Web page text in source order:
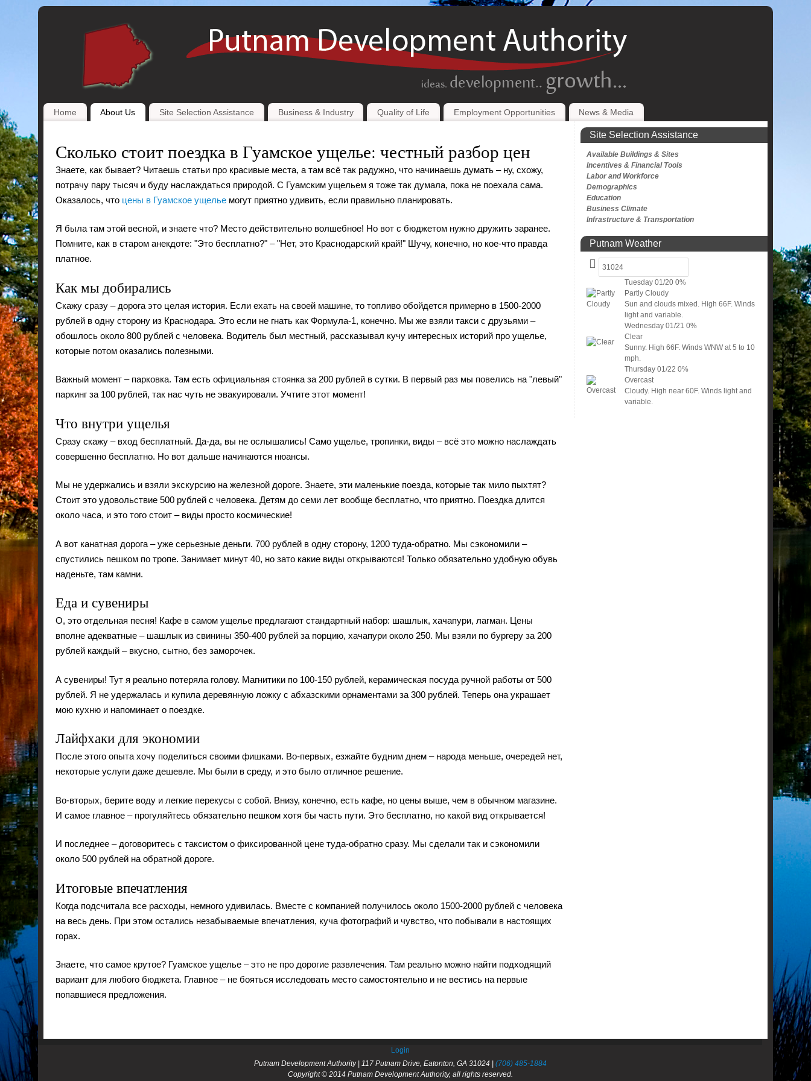
Home About Us Site Selection Assistance Business & Industry Quality of Life Employment Opportunities News & Media
Сколько стоит поездка в Гуамское ущелье: честный разбор цен
Знаете, как бывает? Читаешь статьи про красивые места, а там всё так радужно, что начинаешь думать – ну, схожу,
потрачу пару тысяч и буду наслаждаться природой. С Гуамским ущельем я тоже так думала, пока не поехала сама.
Оказалось, что цены в Гуамское ущелье могут приятно удивить, если правильно планировать.
Я была там этой весной, и знаете что? Место действительно волшебное! Но вот с бюджетом нужно дружить заранее.
Помните, как в старом анекдоте: "Это бесплатно?" – "Нет, это Краснодарский край!" Шучу, конечно, но кое-что правда
платное.
Как мы добирались
Скажу сразу – дорога это целая история. Если ехать на своей машине, то топливо обойдется примерно в 1500-2000
рублей в одну сторону из Краснодара. Это если не гнать как Формула-1, конечно. Мы же взяли такси с друзьями –
обошлось около 800 рублей с человека. Водитель был местный, рассказывал кучу интересных историй про ущелье,
которые потом оказались полезными.
Важный момент – парковка. Там есть официальная стоянка за 200 рублей в сутки. В первый раз мы повелись на "левый"
паркинг за 100 рублей, так нас чуть не эвакуировали. Учтите этот момент!
Что внутри ущелья
Сразу скажу – вход бесплатный. Да-да, вы не ослышались! Само ущелье, тропинки, виды – всё это можно наслаждать
совершенно бесплатно. Но вот дальше начинаются нюансы.
Мы не удержались и взяли экскурсию на железной дороге. Знаете, эти маленькие поезда, которые так мило пыхтят?
Стоит это удовольствие 500 рублей с человека. Детям до семи лет вообще бесплатно, что приятно. Поездка длится
около часа, и это того стоит – виды просто космические!
А вот канатная дорога – уже серьезные деньги. 700 рублей в одну сторону, 1200 туда-обратно. Мы сэкономили –
спустились пешком по тропе. Занимает минут 40, но зато какие виды открываются! Только обязательно удобную обувь
наденьте, там камни.
Еда и сувениры
О, это отдельная песня! Кафе в самом ущелье предлагают стандартный набор: шашлык, хачапури, лагман. Цены
вполне адекватные – шашлык из свинины 350-400 рублей за порцию, хачапури около 250. Мы взяли по бургеру за 200
рублей каждый – вкусно, сытно, без заморочек.
А сувениры! Тут я реально потеряла голову. Магнитики по 100-150 рублей, керамическая посуда ручной работы от 500
рублей. Я не удержалась и купила деревянную ложку с абхазскими орнаментами за 300 рублей. Теперь она украшает
мою кухню и напоминает о поездке.
Лайфхаки для экономии
После этого опыта хочу поделиться своими фишками. Во-первых, езжайте будним днем – народа меньше, очередей нет,
некоторые услуги даже дешевле. Мы были в среду, и это было отличное решение.
Во-вторых, берите воду и легкие перекусы с собой. Внизу, конечно, есть кафе, но цены выше, чем в обычном магазине.
И самое главное – прогуляйтесь обязательно пешком хотя бы часть пути. Это бесплатно, но какой вид открывается!
И последнее – договоритесь с таксистом о фиксированной цене туда-обратно сразу. Мы сделали так и сэкономили
около 500 рублей на обратной дороге.
Итоговые впечатления
Когда подсчитала все расходы, немного удивилась. Вместе с компанией получилось около 1500-2000 рублей с человека
на весь день. При этом остались незабываемые впечатления, куча фотографий и чувство, что побывали в настоящих
горах.
Знаете, что самое крутое? Гуамское ущелье – это не про дорогие развлечения. Там реально можно найти подходящий
вариант для любого бюджета. Главное – не бояться исследовать место самостоятельно и не вестись на первые
попавшиеся предложения.
Site Selection Assistance
Available Buildings & Sites
Incentives & Financial Tools
Labor and Workforce
Demographics
Education
Business Climate
Infrastructure & Transportation
Putnam Weather
Tuesday 01/20 0%
Partly Cloudy
Sun and clouds mixed. High 66F. Winds
light and variable.
Wednesday 01/21 0%
Clear
Sunny. High 66F. Winds WNW at 5 to 10
mph.
Thursday 01/22 0%
Overcast
Cloudy. High near 60F. Winds light and
variable.
Login
Putnam Development Authority | 117 Putnam Drive, Eatonton, GA 31024 | (706) 485-1884
Copyright © 2014 Putnam Development Authority, all rights reserved.